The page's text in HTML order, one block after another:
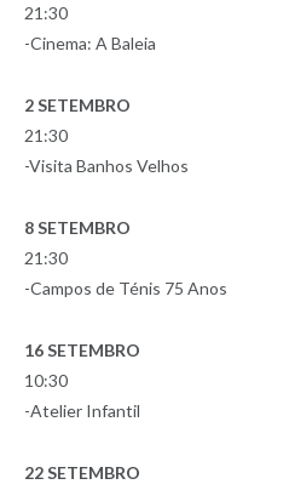
21:30
-Cinema: A Baleia
2 SETEMBRO
21:30
-Visita Banhos Velhos
8 SETEMBRO
21:30
-Campos de Ténis 75 Anos
16 SETEMBRO
10:30
-Atelier Infantil
22 SETEMBRO